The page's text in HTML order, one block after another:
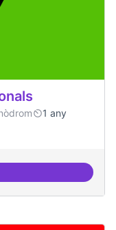
1 any
lab internacionals